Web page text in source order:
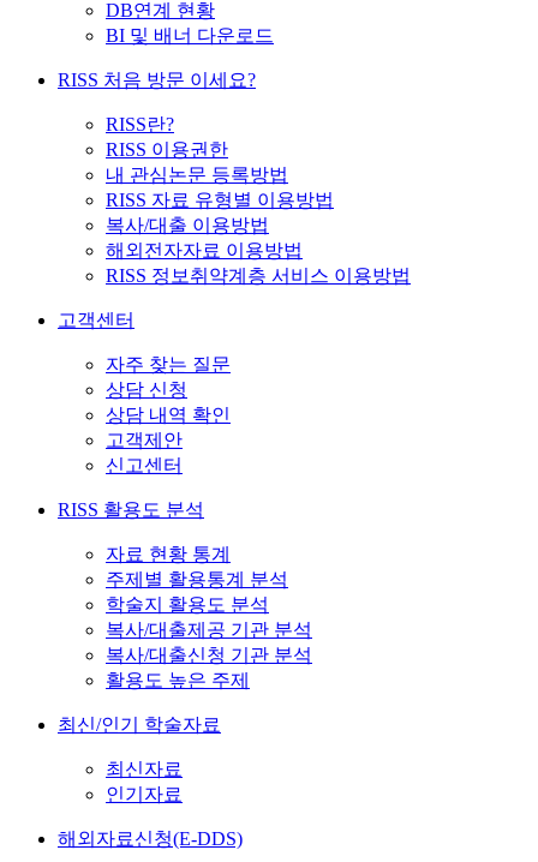
DB연계 현황
BI 및 배너 다운로드
RISS 처음 방문 이세요?
RISS란?
RISS 이용권한
내 관심논문 등록방법
RISS 자료 유형별 이용방법
복사/대출 이용방법
해외전자자료 이용방법
RISS 정보취약계층 서비스 이용방법
고객센터
자주 찾는 질문
상담 신청
상담 내역 확인
고객제안
신고센터
RISS 활용도 분석
자료 현황 통계
주제별 활용통계 분석
학술지 활용도 분석
복사/대출제공 기관 분석
복사/대출신청 기관 분석
활용도 높은 주제
최신/인기 학술자료
최신자료
인기자료
해외자료신청(E-DDS)